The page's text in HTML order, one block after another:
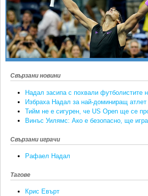
КЛУБОВЕ
БЛОГ
ВИДЕО
Спорт&Фитнес
Други
Любители
Свързани новини
Надал засипа с похвали футболистите
Избраха Надал за най-доминиращ атлет
Тийм не е сигурен, че US Open ще се
Винъс Уилямс: Ако е безопасно, ще
Свързани играчи
Рафаел Надал
Тагове
Крис Евърт